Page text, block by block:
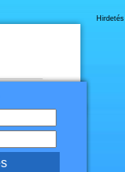
Hirdetés